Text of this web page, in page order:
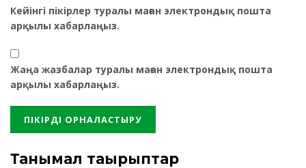
Кейінгі пікірлер туралы маған электрондық пошта
арқылы хабарлаңыз.
Жаңа жазбалар туралы маған электрондық пошта
арқылы хабарлаңыз.
Танымал тақырыптар